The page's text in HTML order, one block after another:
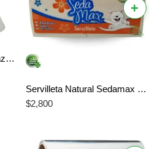
Portacomidas P3 de Bagazo de Caña 750 ml x 20 Unidades Biodegradable Compostable
+
Servilleta Natural Sedamax x 300 Hojas | Absorbente y Ecológica | Seda Max oferta Especial
$2,800